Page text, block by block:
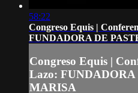
58:22
Congreso Equis |
FUNDADORA DE
Congreso Equis |
Lazo:
MARISA